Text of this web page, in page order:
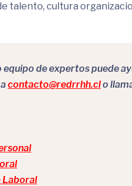
talento, cultura
de expertos puede
contacto@redrrhh.clo
Laboral